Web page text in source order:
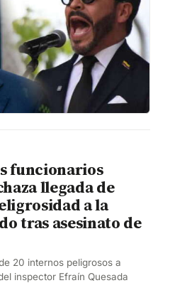
funcionarios
llegada de
a la
tras asesinato de
20 internos peligrosos a
inspector Efraín Quesada